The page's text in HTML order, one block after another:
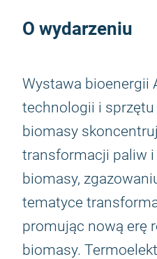
O wydarzeniu
Wystawa bioenergii
technologii i
biomasy
transformacji paliw i
biomasy,
tematyce
promując nową erę
biomasy.